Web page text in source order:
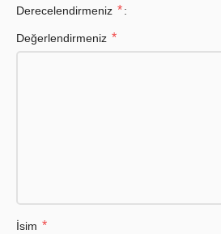
Derecelendirmeniz *
Değerlendirmeniz *
İsim *